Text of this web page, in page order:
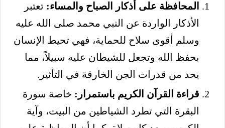
المحافظة على أذكار الصباح والمساء: تعتبر
الأذكار الواردة عن النبي محمد صلى الله عليه
وسلم أقوى سلاح للحماية، فهي تحيط الإنسان
بحفظ الله وتجعل للشيطان عليه سبيلاً، مما
يحد من قدرات الجن الخارقة في التأثير.
قراءة القرآن الكريم باستمرار: خاصة سورة
البقرة التي تطرد الشياطين من البيت، وآية